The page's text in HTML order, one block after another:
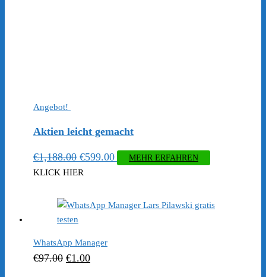
Angebot!
Aktien leicht gemacht
€1,188.00 Ursprünglicher
Preis
€1,188.00
€599.00Aktueller
€599.00.
MEHR ERFAHREN
KLICK HIER
WhatsApp Manager
€97.00 Ursprünglicher
€1.00Aktueller